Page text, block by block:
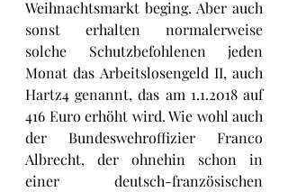
Weihnachtsmarkt beging. Aber auch
sonst erhalten normalerweise
solche Schutzbefohlenen jeden
Monat das Arbeitslosengeld II, auch
Hartz4 genannt, das am 1.1.2018 auf
416 Euro erhöht wird. Wie wohl auch
der Bundeswehroffizier Franco
Albrecht, der ohnehin schon in
einer deutsch-französischen